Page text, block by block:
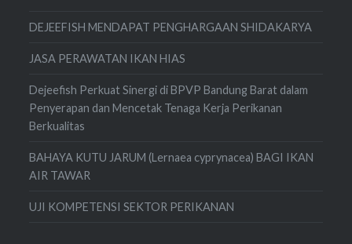
DEJEEFISH MENDAPAT PENGHARGAAN SHIDAKARYA
JASA PERAWATAN IKAN HIAS
Dejeefish Perkuat Sinergi di BPVP Bandung Barat dalam
Penyerapan dan Mencetak Tenaga Kerja Perikanan
Berkualitas
BAHAYA KUTU JARUM (Lernaea cyprynacea) BAGI IKAN
AIR TAWAR
UJI KOMPETENSI SEKTOR PERIKANAN